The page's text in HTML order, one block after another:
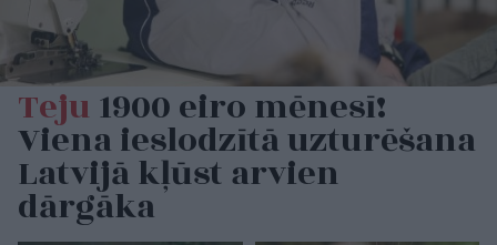
Teju1900 eiro mēnesī!
Viena ieslodzītā uzturēšana
Latvijā kļūst arvien
dārgāka